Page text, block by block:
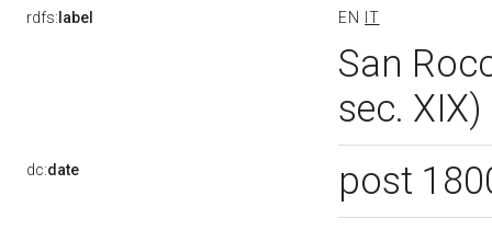
rdfs: label EN IT
San
sec. XIX)
dc:date post